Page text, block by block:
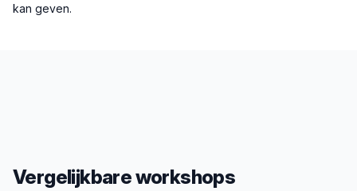
kan geven.
Vergelijkbare workshops